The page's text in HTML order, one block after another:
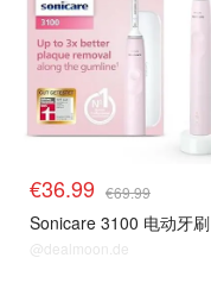
€36.99 €69.99
Sonicare 3100 电动牙刷
@dealmoon.de